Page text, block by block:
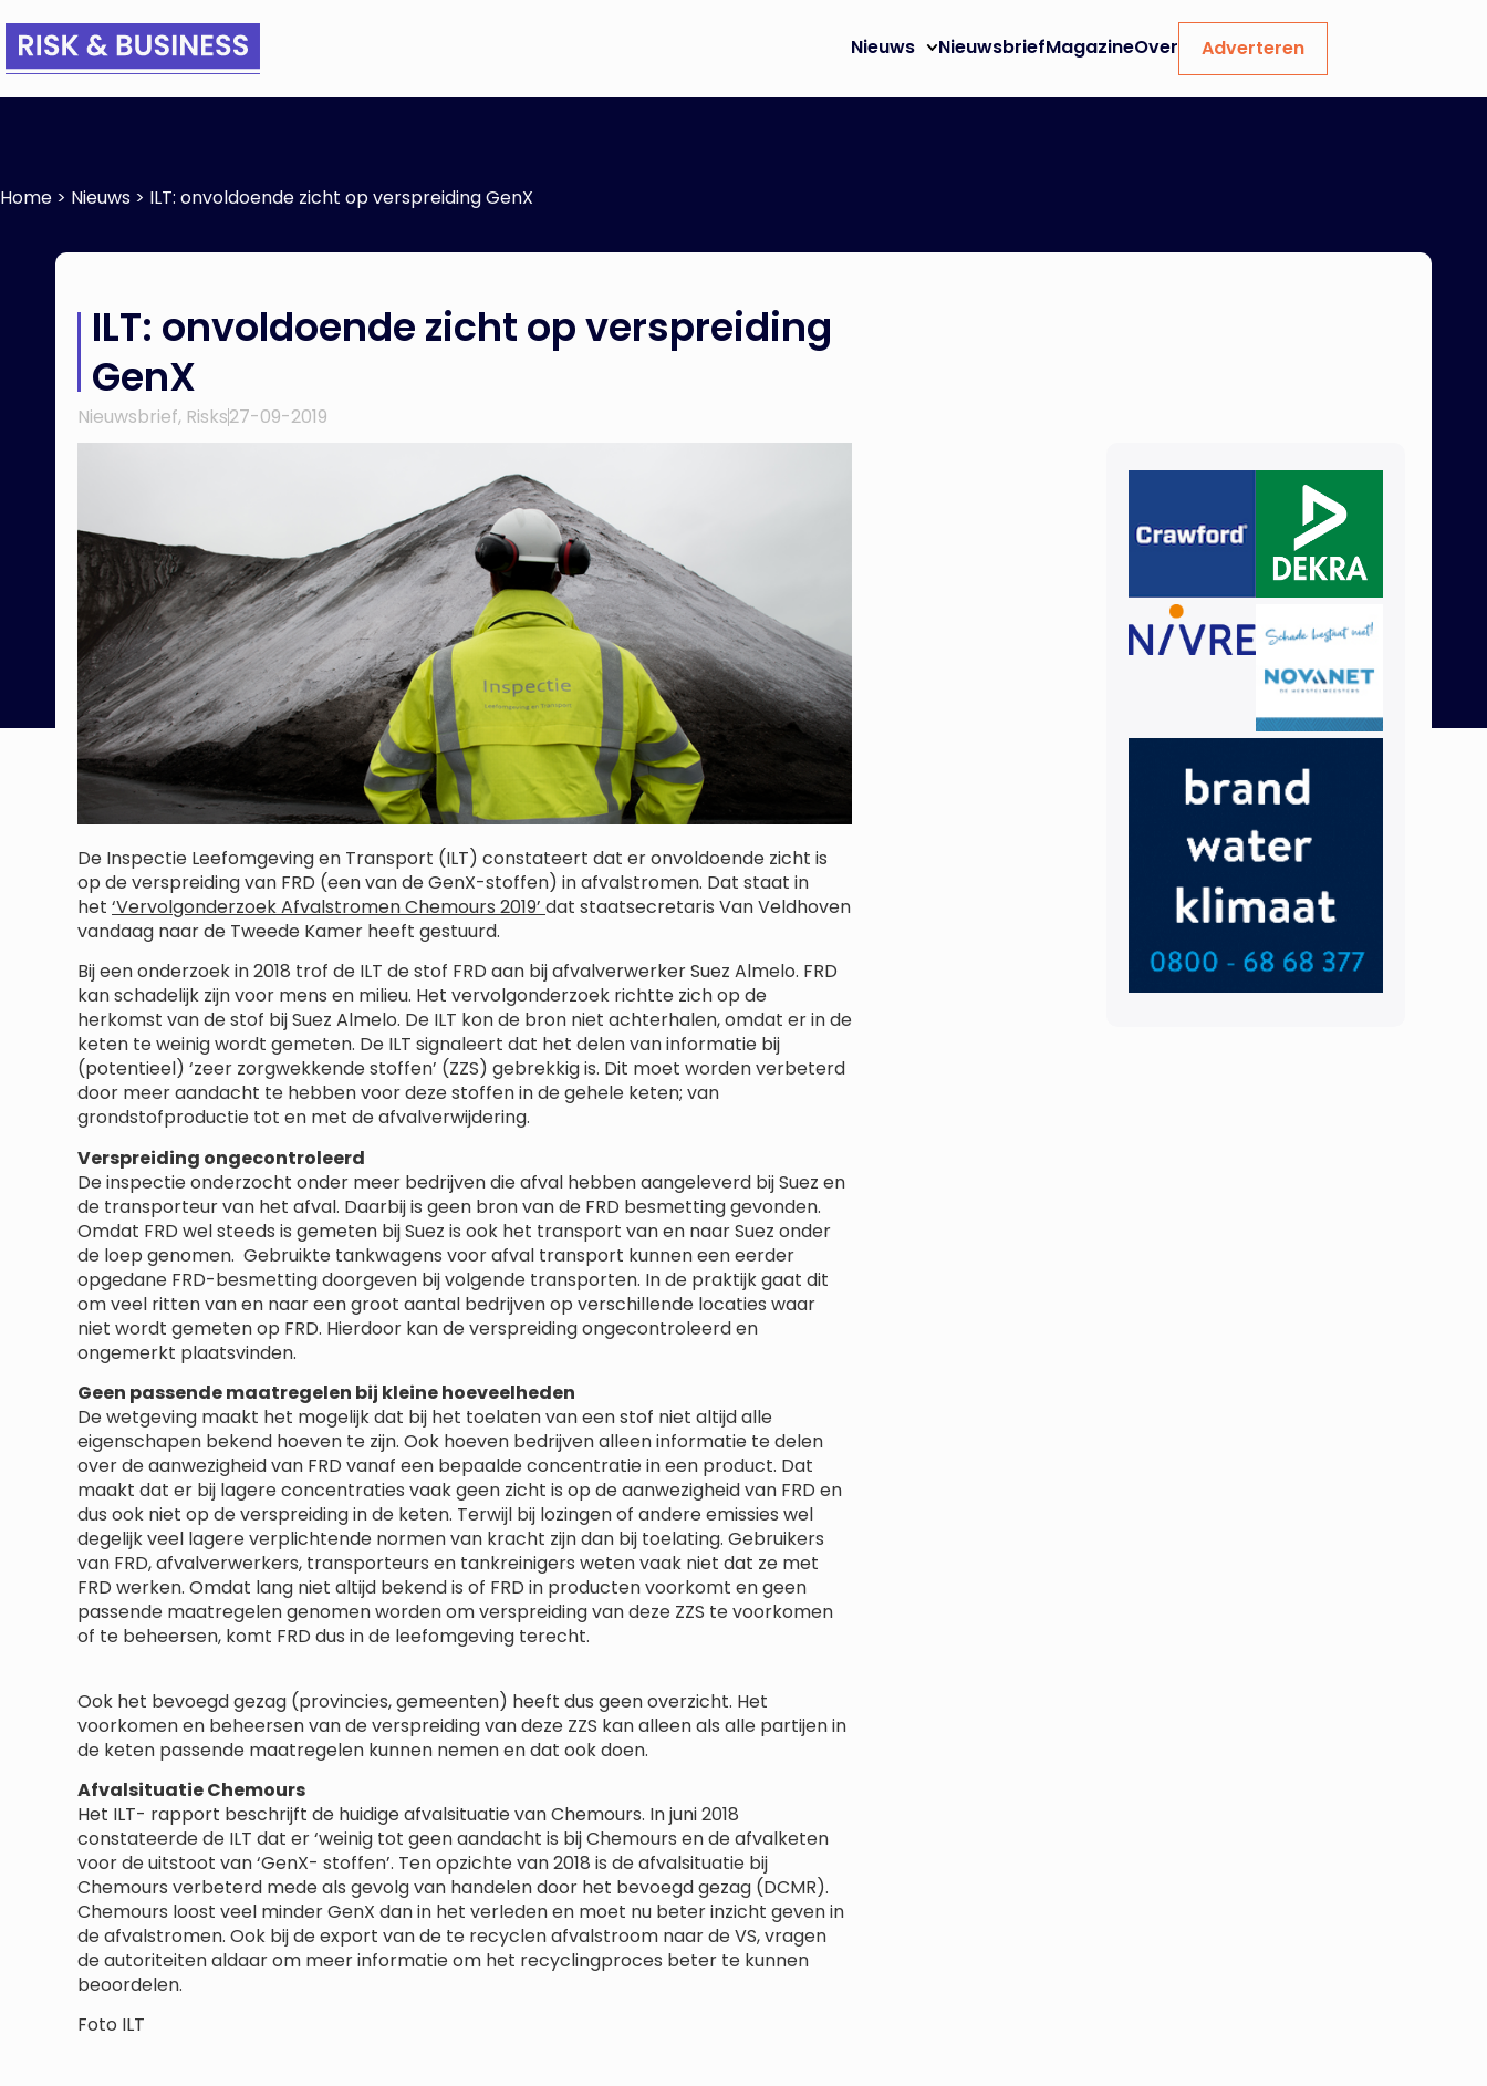
Nieuws NieuwsbriefMagazineOver Adverteren
Home > Nieuws > ILT: onvoldoende zicht op verspreiding GenX
ILT: onvoldoende zicht op verspreiding
GenX
Nieuwsbrief, Risks27-09-2019
De Inspectie Leefomgeving en Transport (ILT) constateert dat er onvoldoende zicht is
op de verspreiding van FRD (een van de GenX-stoffen) in afvalstromen. Dat staat in
het ‘Vervolgonderzoek Afvalstromen Chemours 2019’ dat staatsecretaris Van Veldhoven
vandaag naar de Tweede Kamer heeft gestuurd.
Bij een onderzoek in 2018 trof de ILT de stof FRD aan bij afvalverwerker Suez Almelo. FRD
kan schadelijk zijn voor mens en milieu. Het vervolgonderzoek richtte zich op de
herkomst van de stof bij Suez Almelo. De ILT kon de bron niet achterhalen, omdat er in de
keten te weinig wordt gemeten. De ILT signaleert dat het delen van informatie bij
(potentieel) ‘zeer zorgwekkende stoffen’ (ZZS) gebrekkig is. Dit moet worden verbeterd
door meer aandacht te hebben voor deze stoffen in de gehele keten; van
grondstofproductie tot en met de afvalverwijdering.
Verspreiding ongecontroleerd
De inspectie onderzocht onder meer bedrijven die afval hebben aangeleverd bij Suez en
de transporteur van het afval. Daarbij is geen bron van de FRD besmetting gevonden.
Omdat FRD wel steeds is gemeten bij Suez is ook het transport van en naar Suez onder
de loep genomen. Gebruikte tankwagens voor afval transport kunnen een eerder
opgedane FRD-besmetting doorgeven bij volgende transporten. In de praktijk gaat dit
om veel ritten van en naar een groot aantal bedrijven op verschillende locaties waar
niet wordt gemeten op FRD. Hierdoor kan de verspreiding ongecontroleerd en
ongemerkt plaatsvinden.
Geen passende maatregelen bij kleine hoeveelheden
De wetgeving maakt het mogelijk dat bij het toelaten van een stof niet altijd alle
eigenschapen bekend hoeven te zijn. Ook hoeven bedrijven alleen informatie te delen
over de aanwezigheid van FRD vanaf een bepaalde concentratie in een product. Dat
maakt dat er bij lagere concentraties vaak geen zicht is op de aanwezigheid van FRD en
dus ook niet op de verspreiding in de keten. Terwijl bij lozingen of andere emissies wel
degelijk veel lagere verplichtende normen van kracht zijn dan bij toelating. Gebruikers
van FRD, afvalverwerkers, transporteurs en tankreinigers weten vaak niet dat ze met
FRD werken. Omdat lang niet altijd bekend is of FRD in producten voorkomt en geen
passende maatregelen genomen worden om verspreiding van deze ZZS te voorkomen
of te beheersen, komt FRD dus in de leefomgeving terecht.
Ook het bevoegd gezag (provincies, gemeenten) heeft dus geen overzicht. Het
voorkomen en beheersen van de verspreiding van deze ZZS kan alleen als alle partijen in
de keten passende maatregelen kunnen nemen en dat ook doen.
Afvalsituatie Chemours
Het ILT- rapport beschrijft de huidige afvalsituatie van Chemours. In juni 2018
constateerde de ILT dat er ‘weinig tot geen aandacht is bij Chemours en de afvalketen
voor de uitstoot van ‘GenX- stoffen’. Ten opzichte van 2018 is de afvalsituatie bij
Chemours verbeterd mede als gevolg van handelen door het bevoegd gezag (DCMR).
Chemours loost veel minder GenX dan in het verleden en moet nu beter inzicht geven in
de afvalstromen. Ook bij de export van de te recyclen afvalstroom naar de VS, vragen
de autoriteiten aldaar om meer informatie om het recyclingproces beter te kunnen
beoordelen.
Foto ILT